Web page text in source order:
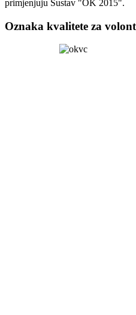
primjenjuju Sustav "OK 2015".
Oznaka kvalitete za